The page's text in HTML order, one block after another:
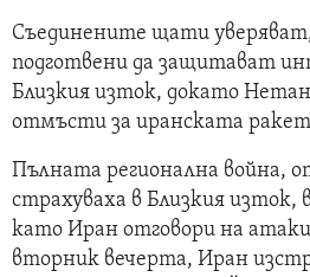
Съединените щати уверяват,
подготвени да защитават
Близкия изток, докато
отмъсти за иранската
Пълната регионална война,
страхуваха в Близкия изток,
като Иран отговори на
вторник вечерта, Иран